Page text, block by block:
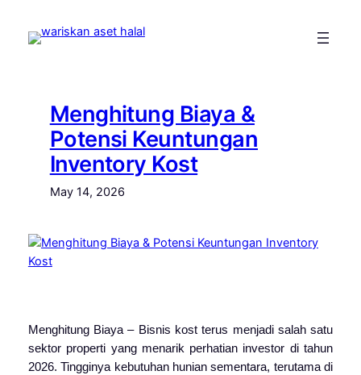
Menghitung Biaya &
Potensi Keuntungan
Inventory Kost
May 14, 2026
Menghitung Biaya – Bisnis kost terus menjadi salah satu
sektor properti yang menarik perhatian investor di tahun
2026. Tingginya kebutuhan hunian sementara, terutama di